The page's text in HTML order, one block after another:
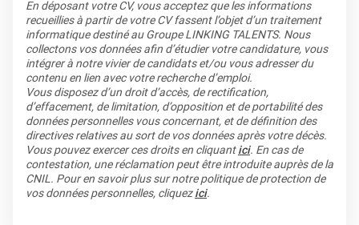
En déposant votre CV, vous acceptez que les informations
recueillies à partir de votre CV fassent l’objet d’un traitement
informatique destiné au Groupe LINKING TALENTS. Nous
collectons vos données afin d’étudier votre candidature, vous
intégrer à notre vivier de candidats et/ou vous adresser du
contenu en lien avec votre recherche d’emploi.
Vous disposez d’un droit d’accès, de rectification,
d’effacement, de limitation, d’opposition et de portabilité des
données personnelles vous concernant, et de définition des
directives relatives au sort de vos données après votre décès.
Vous pouvez exercer ces droits en cliquantici. En cas de
contestation, une réclamation peut être introduite auprès de la
CNIL. Pour en savoir plus sur notre politique de protection de
vos données personnelles, cliquezici.